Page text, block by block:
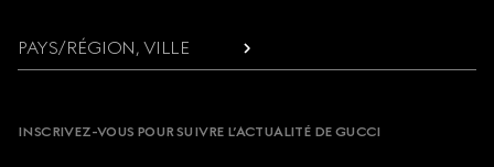
PAYS/RÉGION, VILLE
INSCRIVEZ-VOUS POUR SUIVRE L’ACTUALITÉ DE GUCCI